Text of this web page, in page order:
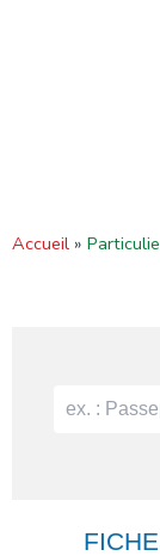
Accueil